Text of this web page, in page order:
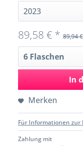
89,58 € * 89,94
In
Merken
Für Informationen
Zahlung mit